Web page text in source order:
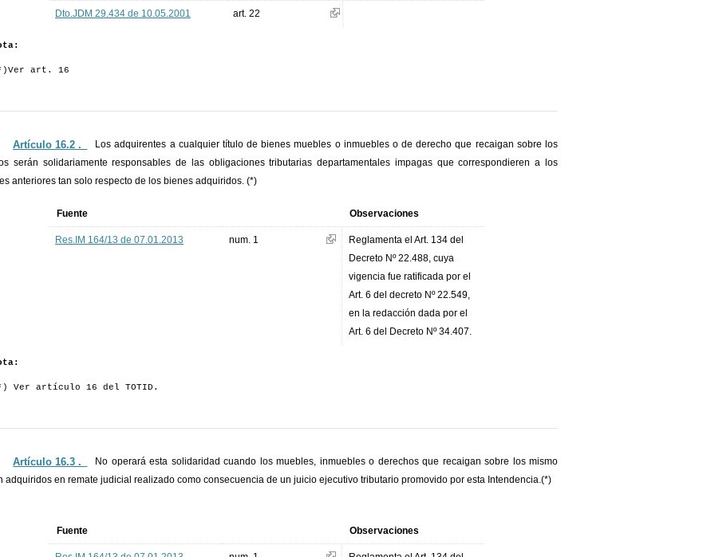
Dto.JDM 29.434 de 10.05.2001 art. 22
art. 16
Artículo 16.2 ._
Los adquirentes a cualquier título de bienes muebles o inmuebles o de derecho que recaigan sobre los
serán solidariamente responsables de las obligaciones tributarias departamentales impagas que correspondieren a los
anteriores tan solo respecto de los bienes adquiridos. (*)
Fuente Observaciones
Res.IM 164/13 de 07.01.2013 num. 1
Reglamenta el Art. 134 del
Decreto Nº 22.488, cuya
vigencia fue ratificada por el
Art. 6 del decreto Nº 22.549,
en la redacción dada por el
Art. 6 del Decreto Nº 34.407.
Ver artículo 16 del TOTID.
Artículo 16.3 ._
No operará esta solidaridad cuando los muebles, inmuebles o derechos que recaigan sobre los mismo
adquiridos en remate judicial realizado como consecuencia de un juicio ejecutivo tributario promovido por esta Intendencia.(*)
Fuente Observaciones